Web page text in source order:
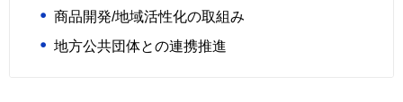
商品開発/地域活性化の取組み
地方公共団体との連携推進